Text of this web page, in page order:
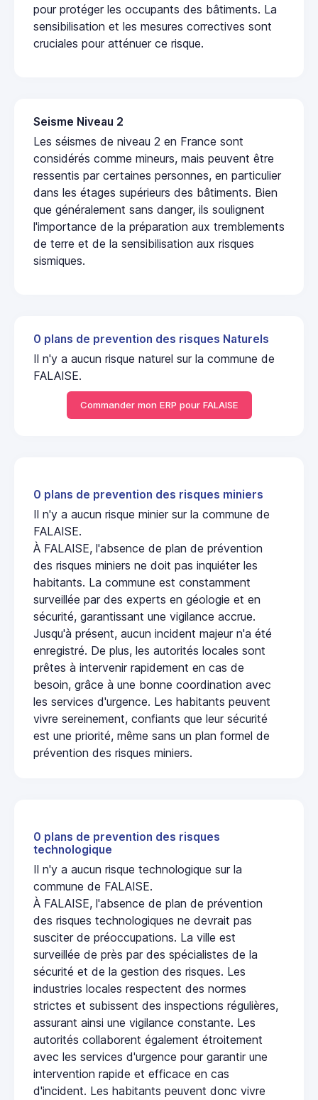
pour protéger les occupants des bâtiments. La
sensibilisation et les mesures correctives sont
cruciales pour atténuer ce risque.
Seisme Niveau 2
Les séismes de niveau 2 en France sont
considérés comme mineurs, mais peuvent être
ressentis par certaines personnes, en particulier
dans les étages supérieurs des bâtiments. Bien
que généralement sans danger, ils soulignent
l'importance de la préparation aux tremblements
de terre et de la sensibilisation aux risques
sismiques.
0 plans de prevention des risques Naturels
Il n'y a aucun risque naturel sur la commune de
FALAISE.
Commander mon ERP pour FALAISE
0 plans de prevention des risques miniers
Il n'y a aucun risque minier sur la commune de
FALAISE.
À FALAISE, l'absence de plan de prévention
des risques miniers ne doit pas inquiéter les
habitants. La commune est constamment
surveillée par des experts en géologie et en
sécurité, garantissant une vigilance accrue.
Jusqu'à présent, aucun incident majeur n'a été
enregistré. De plus, les autorités locales sont
prêtes à intervenir rapidement en cas de
besoin, grâce à une bonne coordination avec
les services d'urgence. Les habitants peuvent
vivre sereinement, confiants que leur sécurité
est une priorité, même sans un plan formel de
prévention des risques miniers.
0 plans de prevention des risques
technologique
Il n'y a aucun risque technologique sur la
commune de FALAISE.
À FALAISE, l'absence de plan de prévention
des risques technologiques ne devrait pas
susciter de préoccupations. La ville est
surveillée de près par des spécialistes de la
sécurité et de la gestion des risques. Les
industries locales respectent des normes
strictes et subissent des inspections régulières,
assurant ainsi une vigilance constante. Les
autorités collaborent également étroitement
avec les services d'urgence pour garantir une
intervention rapide et efficace en cas
d'incident. Les habitants peuvent donc vivre